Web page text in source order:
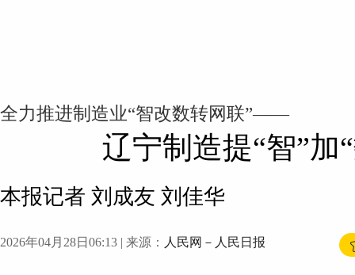
全力推进制造业“智改数转网联”——
辽宁制造提“智”加
本报记者 刘成友 刘佳华
2026年04月28日06:13 | 来源： 人民网－人民日报